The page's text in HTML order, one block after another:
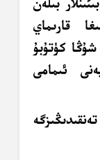
قارىماي
كۈتۇبۇ
ئىمامى